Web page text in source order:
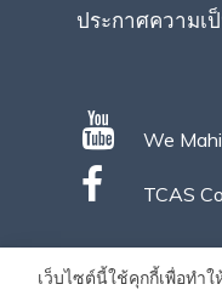
เว็บไซต์นี้ใช้คุกกี้เพื่อท
ประกาศความเ
We
TCAS